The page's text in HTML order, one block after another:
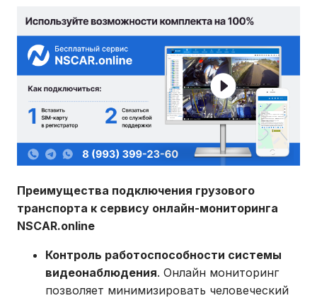
Преимущества подключения грузового
транспорта к сервису онлайн-мониторинга
NSCAR.online
Контроль работоспособности системы
видеонаблюдения. Онлайн мониторинг
позволяет минимизировать человеческий